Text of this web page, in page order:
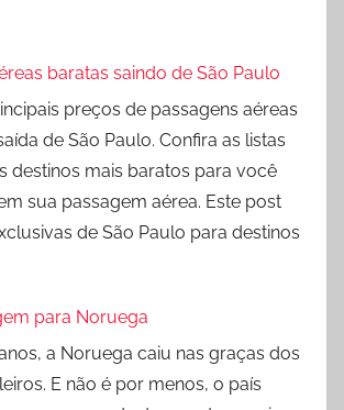
baratas saindo de São Paulo
preços de passagens aéreas
de São Paulo. Confira as listas
destinos mais baratos para você
sua passagem aérea. Este post
de São Paulo para destinos
para Noruega
a Noruega caiu nas graças dos
E não é por menos, o país